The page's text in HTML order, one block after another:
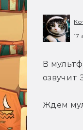
17
В
озвучит
Ждём